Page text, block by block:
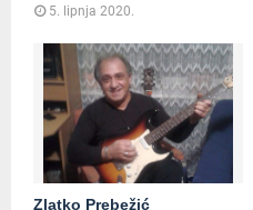
5. lipnja 2020.
Zlatko Prebežić